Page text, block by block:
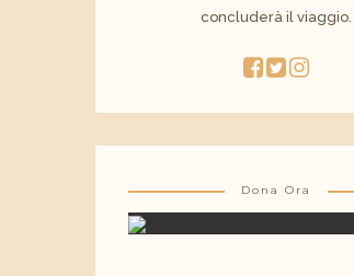
concluderà il viaggio.
Dona Ora